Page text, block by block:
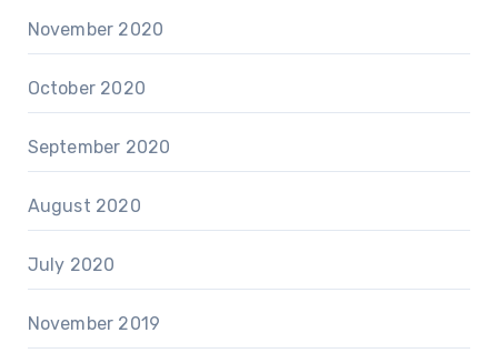
November 2020
October 2020
September 2020
August 2020
July 2020
November 2019